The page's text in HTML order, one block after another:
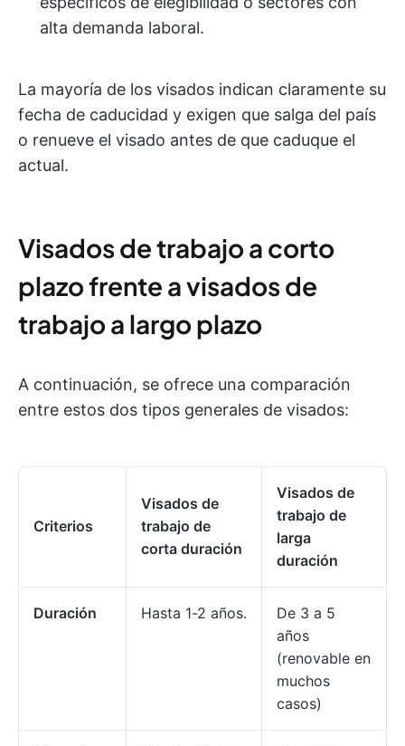
alta demanda laboral.
La mayoría de los visados indican claramente su
fecha de caducidad y exigen que salga del país
o renueve el visado antes de que caduque el
actual.
Visados de trabajo a corto
plazo frente a visados de
trabajo a largo plazo
A continuación, se ofrece una comparación
entre estos dos tipos generales de visados:
Criterios
Visados de
trabajo de
corta duración
Visados de
trabajo de
larga
duración
Duración Hasta 1-2 años.
De 3 a 5
años
(renovable en
muchos
casos)